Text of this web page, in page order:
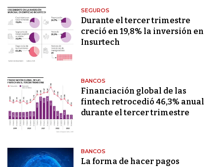
SEGUROS
Durante el tercer trimestre
creció en 19,8% la inversión en
Insurtech
BANCOS
Financiación global de las
fintech retrocedió 46,3% anual
durante el tercer trimestre
BANCOS
La forma de hacer pagos